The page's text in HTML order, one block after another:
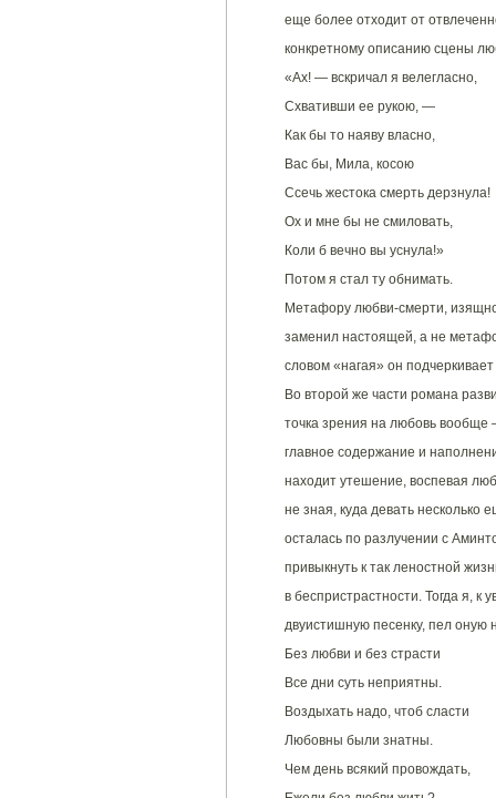
еще более отходит от
конкретному описанию сцены
«Ах! — вскричал я велегласно,
Схвативши ее рукою, —
Как бы то наяву власно,
Вас бы, Мила, косою
Ссечь жестока смерть дерзнула!
Ох и мне бы не смиловать,
Коли б вечно вы уснула!»
Потом я стал ту обнимать.
Метафору любви-смерти,
заменил настоящей, а не
словом «нагая» он
Во второй же части романа
точка зрения на любовь вообще
главное содержание и
находит утешение, воспевая
не зная, куда девать несколько
осталась по разлучении с
привыкнуть к так леностной
в беспристрастности. Тогда я,
двуистишную песенку, пел оную
Без любви и без страсти
Все дни суть неприятны.
Воздыхать надо, чтоб сласти
Любовны были знатны.
Чем день всякий провождать,